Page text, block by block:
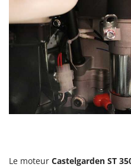
Marcato
Marina Systems
Master
Mastercook
Masterpro
McCulloch
MCH
Le moteur Castelgarden ST